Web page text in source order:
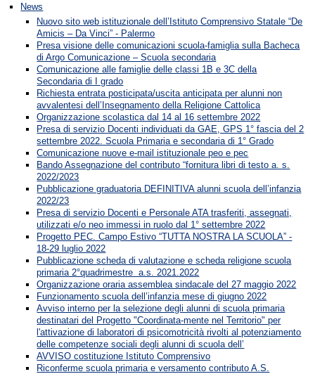
News
Nuovo sito web istituzionale dell’Istituto Comprensivo Statale “De
Amicis – Da Vinci” - Palermo
Presa visione delle comunicazioni scuola-famiglia sulla Bacheca
di Argo Comunicazione – Scuola secondaria
Comunicazione alle famiglie delle classi 1B e 3C della
Secondaria di I grado
Richiesta entrata posticipata/uscita anticipata per alunni non
avvalentesi dell’Insegnamento della Religione Cattolica
Organizzazione scolastica dal 14 al 16 settembre 2022
Presa di servizio Docenti individuati da GAE, GPS 1° fascia del 2
settembre 2022. Scuola Primaria e secondaria di 1° Grado
Comunicazione nuove e-mail istituzionale peo e pec
Bando Assegnazione del contributo “fornitura libri di testo a. s.
2022/2023
Pubblicazione graduatoria DEFINITIVA alunni scuola dell’infanzia
2022/23
Presa di servizio Docenti e Personale ATA trasferiti, assegnati,
utilizzati e/o neo immessi in ruolo dal 1° settembre 2022
Progetto PEC. Campo Estivo “TUTTA NOSTRA LA SCUOLA” -
18-29 luglio 2022
Pubblicazione scheda di valutazione e scheda religione scuola
primaria 2°quadrimestre a.s. 2021.2022
Organizzazione oraria assemblea sindacale del 27 maggio 2022
Funzionamento scuola dell’infanzia mese di giugno 2022
Avviso interno per la selezione degli alunni di scuola primaria
destinatari del Progetto "Coordinata-mente nel Territorio" per
l'attivazione di laboratori di psicomotricità rivolti al potenziamento
delle competenze sociali degli alunni di scuola dell’
AVVISO costituzione Istituto Comprensivo
Riconferme scuola primaria e versamento contributo A.S.